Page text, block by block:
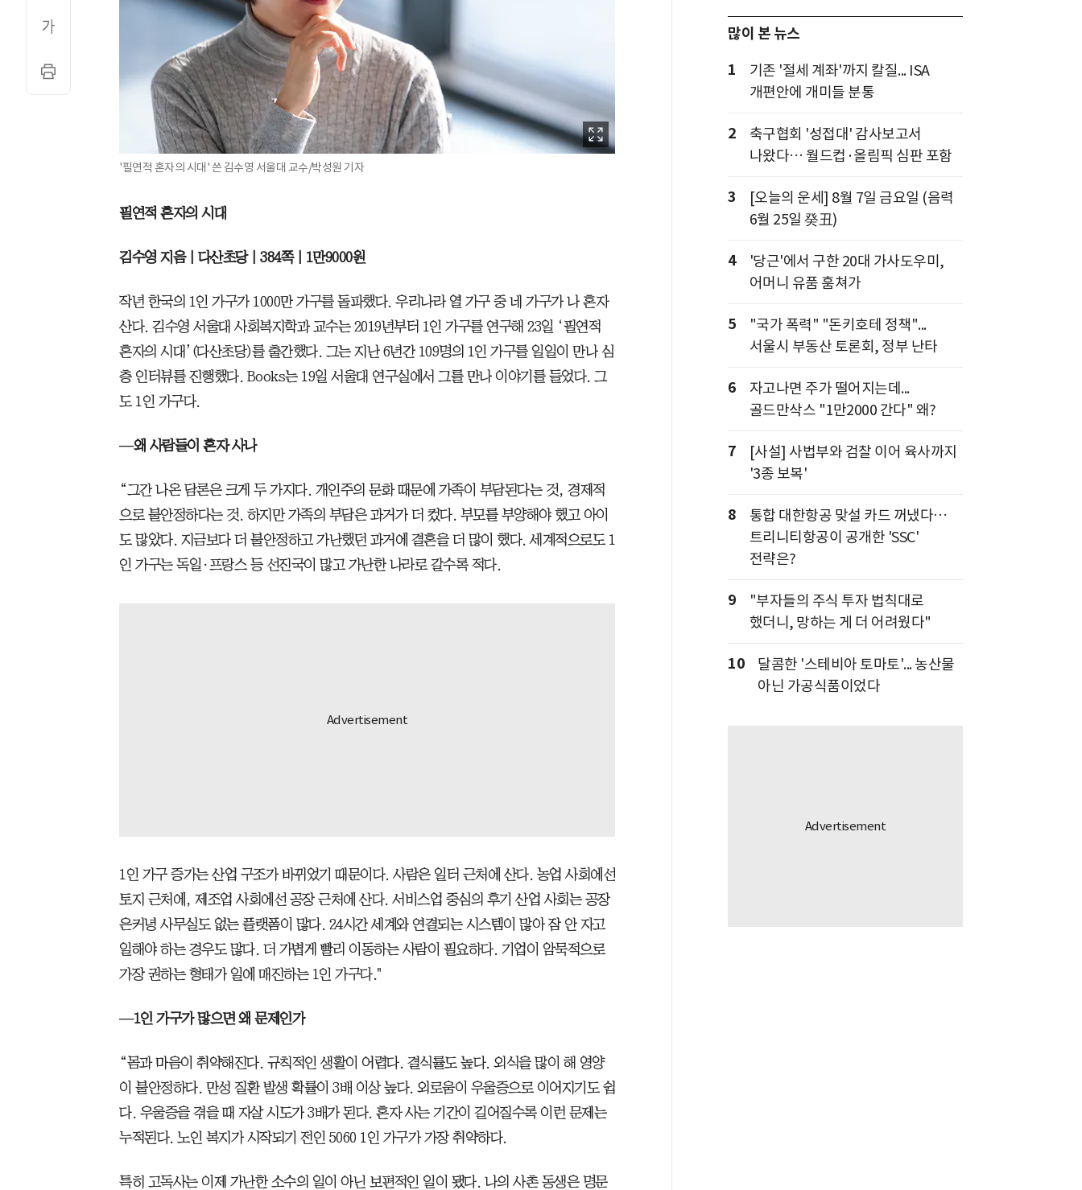
'필연적 혼자의 시대' 쓴 김수영 서울대 교수/박성원 기자
필연적 혼자의 시대
김수영 지음 | 다산초당 | 384쪽 | 1만9000원
작년 한국의 1인 가구가 1000만 가구를 돌파했다. 우리나라 열 가구 중 네 가구가 나 혼자
산다. 김수영 서울대 사회복지학과 교수는 2019년부터 1인 가구를 연구해 23일 ‘필연적
혼자의 시대’(다산초당)를 출간했다. 그는 지난 6년간 109명의 1인 가구를 일일이 만나 심
층 인터뷰를 진행했다. Books는 19일 서울대 연구실에서 그를 만나 이야기를 들었다. 그
도 1인 가구다.
—왜 사람들이 혼자 사나
“그간 나온 담론은 크게 두 가지다. 개인주의 문화 때문에 가족이 부담된다는 것, 경제적
으로 불안정하다는 것. 하지만 가족의 부담은 과거가 더 컸다. 부모를 부양해야 했고 아이
도 많았다. 지금보다 더 불안정하고 가난했던 과거에 결혼을 더 많이 했다. 세계적으로도 1
인 가구는 독일·프랑스 등 선진국이 많고 가난한 나라로 갈수록 적다.
1인 가구 증가는 산업 구조가 바뀌었기 때문이다. 사람은 일터 근처에 산다. 농업 사회에선
토지 근처에, 제조업 사회에선 공장 근처에 산다. 서비스업 중심의 후기 산업 사회는 공장
은커녕 사무실도 없는 플랫폼이 많다. 24시간 세계와 연결되는 시스템이 많아 잠 안 자고
일해야 하는 경우도 많다. 더 가볍게 빨리 이동하는 사람이 필요하다. 기업이 암묵적으로
가장 권하는 형태가 일에 매진하는 1인 가구다."
—1인 가구가 많으면 왜 문제인가
“몸과 마음이 취약해진다. 규칙적인 생활이 어렵다. 결식률도 높다. 외식을 많이 해 영양
이 불안정하다. 만성 질환 발생 확률이 3배 이상 높다. 외로움이 우울증으로 이어지기도 쉽
다. 우울증을 겪을 때 자살 시도가 3배가 된다. 혼자 사는 기간이 길어질수록 이런 문제는
누적된다. 노인 복지가 시작되기 전인 5060 1인 가구가 가장 취약하다.
특히 고독사는 이제 가난한 소수의 일이 아닌 보편적인 일이 됐다. 나의 사촌 동생은 명문
많이 본 뉴스
1
기존 '절세 계좌'까지 칼질... ISA
개편안에 개미들 분통
2
축구협회 '성접대' 감사보고서
나왔다… 월드컵·올림픽 심판 포함
3
[오늘의 운세] 8월 7일 금요일 (음력
6월 25일 癸丑)
4
'당근'에서 구한 20대 가사도우미,
어머니 유품 훔쳐가
5
"국가 폭력" "돈키호테 정책"...
서울시 부동산 토론회, 정부 난타
6
자고나면 주가 떨어지는데...
골드만삭스 "1만2000 간다" 왜?
7
[사설] 사법부와 검찰 이어 육사까지
'3종 보복'
8
통합 대한항공 맞설 카드 꺼냈다…
트리니티항공이 공개한 'SSC'
전략은?
9
"부자들의 주식 투자 법칙대로
했더니, 망하는 게 더 어려웠다"
10
달콤한 '스테비아 토마토'... 농산물
아닌 가공식품이었다